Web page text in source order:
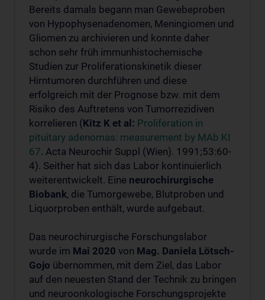
Bereits damals begann man Gewebeproben
von Hypophysenadenomen, Meningiomen und
Gliomen zu archivieren und konnte daher
schon sehr früh immunhistochemische
Studien zur Proliferationskinetik dieser
Hirntumoren durchführen und diese
erfolgreich mit der Prognose bzw. mit dem
Risiko des Auftretens von Tumorrezidiven
korrelieren (Kitz K et al: Proliferation in
pituitary adenomas: measurement by MAb KI
67. Acta Neurochir Suppl (Wien). 1991;53:60-
4). Seither hat sich das Labor kontinuierlich
weiterentwickelt. Eine neurochirurgische
Biobank, die Tumorgewebe, Blutproben und
Liquorproben enthält, wurde aufgebaut.
Das neurochirurgische Forschungslabor
wurde im Mai 2020 von Mag. Daniela Lötsch-
Gojo übernommen, mit dem Ziel, das Labor
auf den neuesten Stand der Technik zu bringen
und neuroonkologische Forschungsprojekte